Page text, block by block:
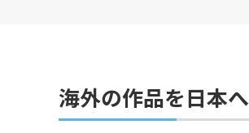
海外の作品を日本へ